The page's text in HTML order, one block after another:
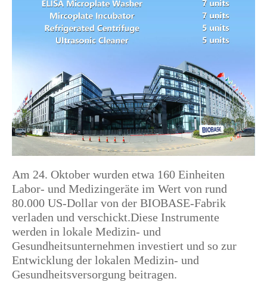
Am 24. Oktober wurden etwa 160 Einheiten
Labor- und Medizingeräte im Wert von rund
80.000 US-Dollar von der BIOBASE-Fabrik
verladen und verschickt.Diese Instrumente
werden in lokale Medizin- und
Gesundheitsunternehmen investiert und so zur
Entwicklung der lokalen Medizin- und
Gesundheitsversorgung beitragen.